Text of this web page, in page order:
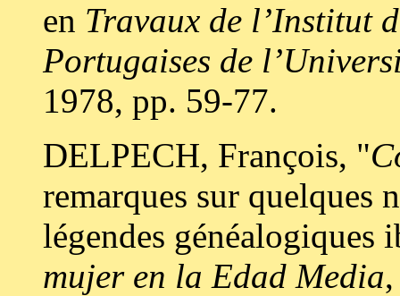
en Travaux de l’Institut
Portugaises de
1978, pp. 59-77.
DELPECH, François, "
remarques sur quelques
légendes généalogiques
mujer en la Edad Media